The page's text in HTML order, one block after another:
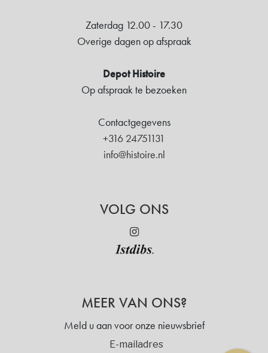
Zaterdag 12.00 - 17.30
Overige dagen op afspraak
Depot Histoire
Op afspraak te bezoeken
Contactgegevens
+316 24751131
info@histoire.nl
VOLG ONS
MEER VAN ONS?
Meld u aan voor onze nieuwsbrief